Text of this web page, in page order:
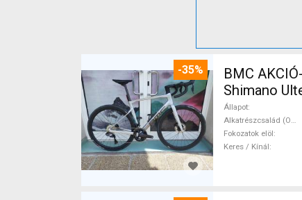
-35%
BMC
Shimano
Állapot
Alkatrészcsalád (Outi)
Fokozatok elöl
Keres / Kínál